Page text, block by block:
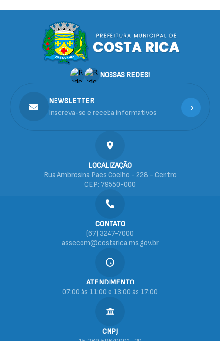
NOSSAS REDES!
LOCALIZAÇÃO
Rua Ambrosina Paes Coelho - 228 - Centro
CEP: 79550-000
CONTATO
(67) 3247-7000
assecom@costarica.ms.gov.br
ATENDIMENTO
07:00 às 11:00 e 13:00 às 17:00
CNPJ
NEWSLETTER
Inscreva-se e receba informativos